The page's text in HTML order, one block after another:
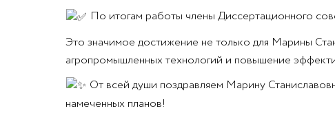
По итогам работы члены Диссертационного
Это значимое достижение не только для Марины
агропромышленных технологий и повышение
От всей души поздравляем Марину
намеченных планов!